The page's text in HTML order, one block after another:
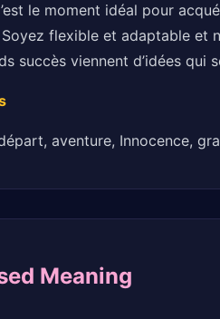
le moment idéal pour
flexible et adaptable et
succès viennent d’idées qui
aventure, Innocence,
Meaning